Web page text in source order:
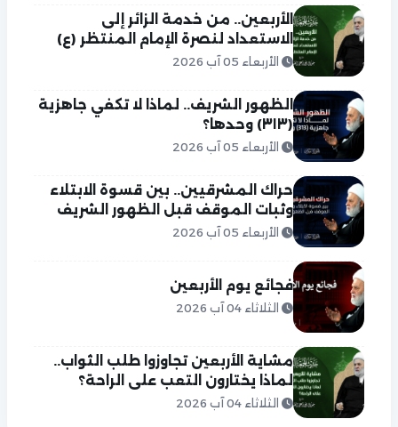
الأربعين.. من خدمة الزائر إلى
الاستعداد لنصرة الإمام المنتظر (ع)
الأربعاء 05 آب 2026
الظهور الشريف.. لماذا لا تكفي جاهزية
(٣١٣) وحدها؟
الأربعاء 05 آب 2026
حراك المشرقيين.. بين قسوة الابتلاء
وثبات الموقف قبل الظهور الشريف
الأربعاء 05 آب 2026
فجائع يوم الأربعين
الثلاثاء 04 آب 2026
مشاية الأربعين تجاوزوا طلب الثواب..
لماذا يختارون التعب على الراحة؟
الثلاثاء 04 آب 2026